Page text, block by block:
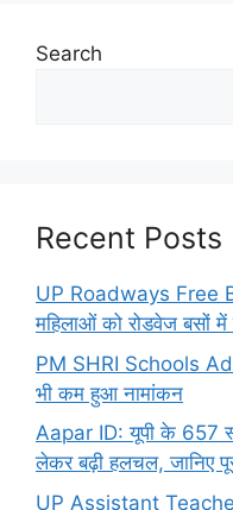
Search
Recent Posts
UP Roadways Free
महिलाओं को रोडवेज बसों में
PM SHRI Schools
भी कम हुआ नामांकन
Aapar ID: यूपी के 657
लेकर बढ़ी हलचल, जानिए
UP Assistant